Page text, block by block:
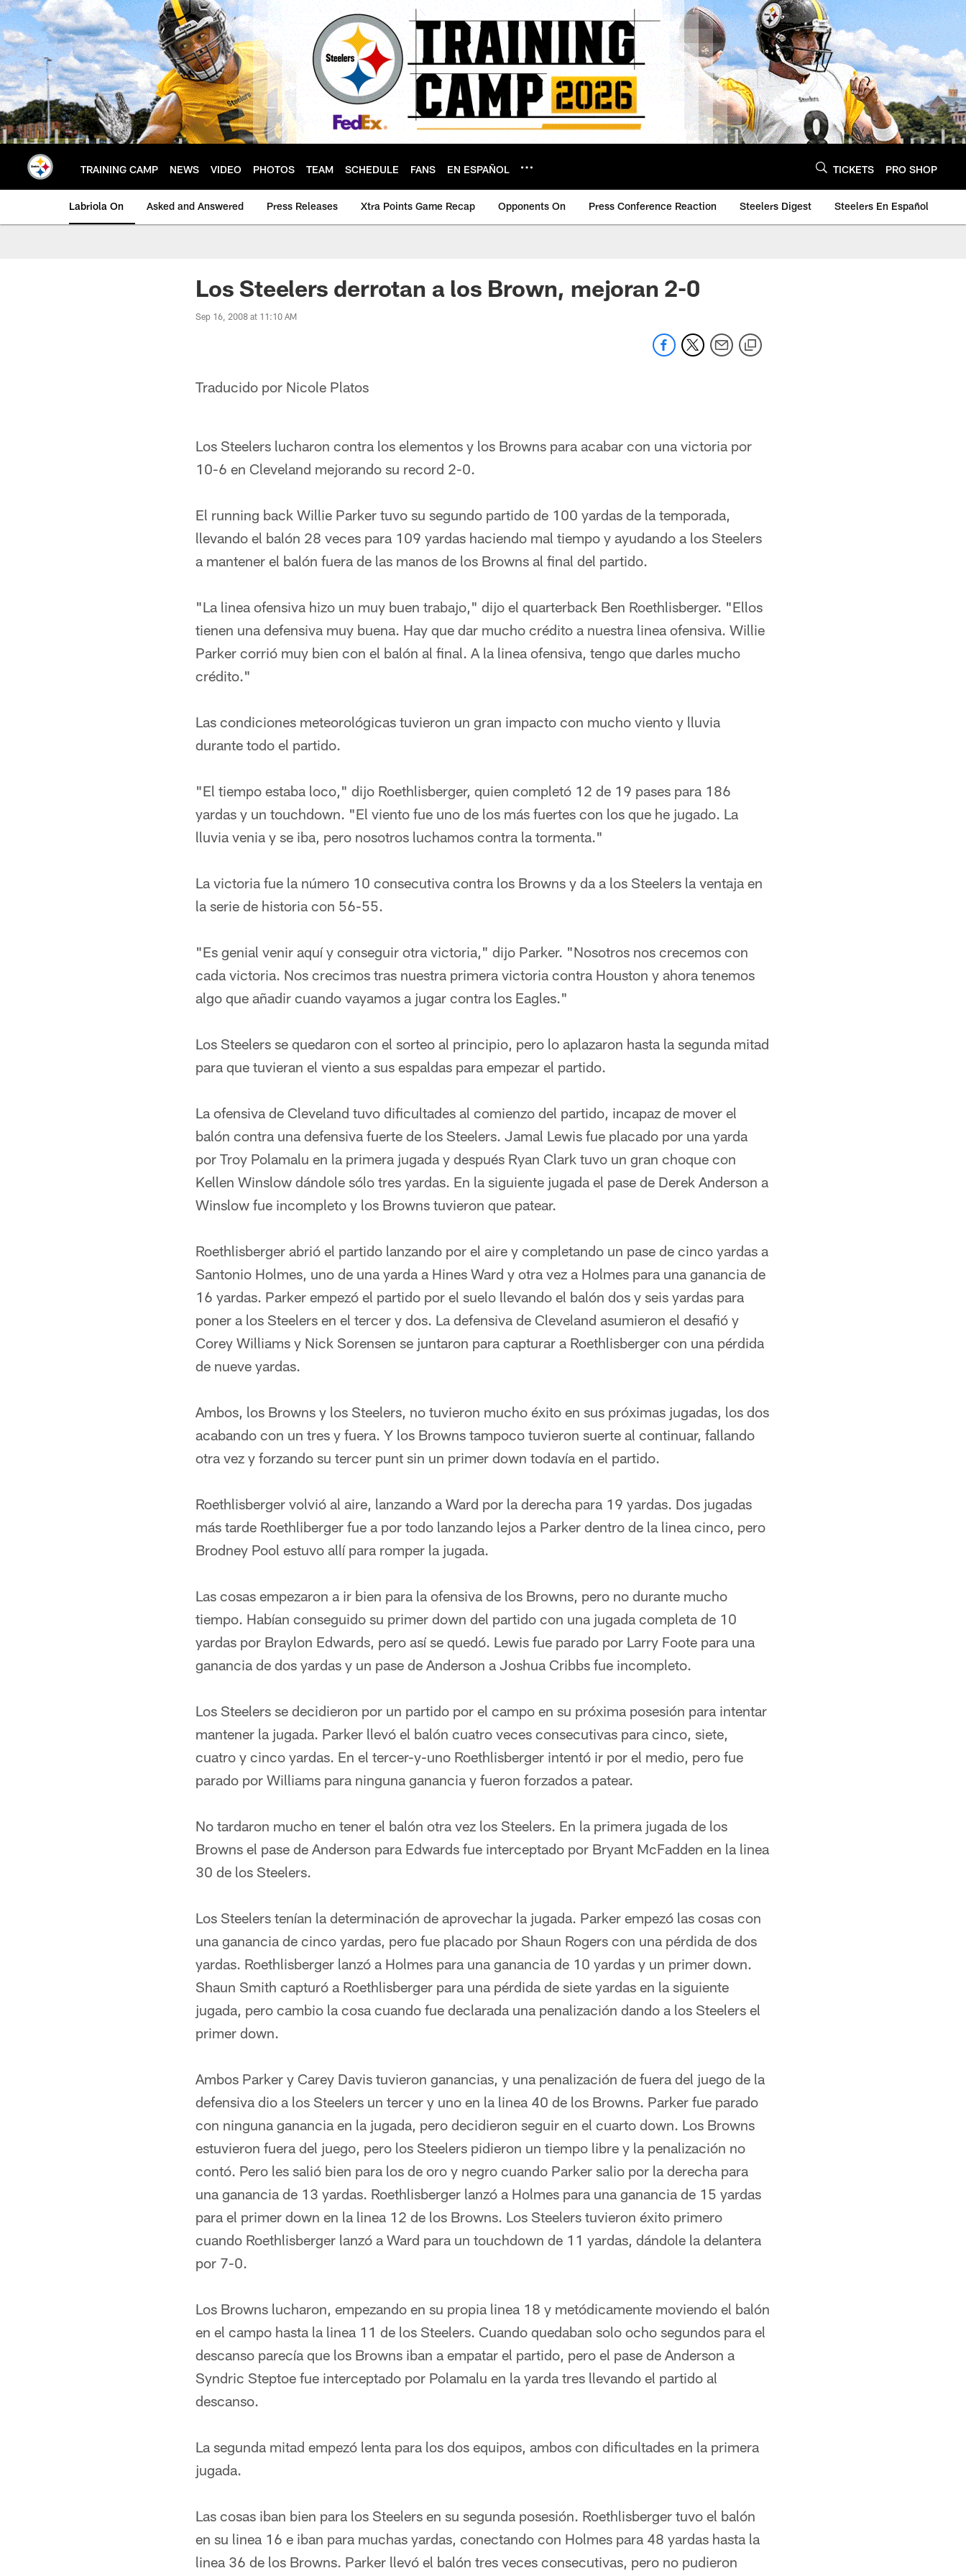
Skip
to
main
content
TRAINING CAMP NEWS VIDEO PHOTOS TEAM SCHEDULE FANS EN ESPAÑOL TICKETS PRO SHOP
Labriola On Asked and Answered Press Releases Xtra Points Game Recap Opponents On Press Conference Reaction Steelers Digest Steelers En Español
Los Steelers derrotan a los Brown, mejoran 2-0
Sep 16, 2008 at 11:10 AM
Traducido por Nicole Platos
Los Steelers lucharon contra los elementos y los Browns para acabar con una victoria por
10-6 en Cleveland mejorando su record 2-0.
El running back Willie Parker tuvo su segundo partido de 100 yardas de la temporada,
llevando el balón 28 veces para 109 yardas haciendo mal tiempo y ayudando a los Steelers
a mantener el balón fuera de las manos de los Browns al final del partido.
"La linea ofensiva hizo un muy buen trabajo," dijo el quarterback Ben Roethlisberger. "Ellos
tienen una defensiva muy buena. Hay que dar mucho crédito a nuestra linea ofensiva. Willie
Parker corrió muy bien con el balón al final. A la linea ofensiva, tengo que darles mucho
crédito."
Las condiciones meteorológicas tuvieron un gran impacto con mucho viento y lluvia
durante todo el partido.
"El tiempo estaba loco," dijo Roethlisberger, quien completó 12 de 19 pases para 186
yardas y un touchdown. "El viento fue uno de los más fuertes con los que he jugado. La
lluvia venia y se iba, pero nosotros luchamos contra la tormenta."
La victoria fue la número 10 consecutiva contra los Browns y da a los Steelers la ventaja en
la serie de historia con 56-55.
"Es genial venir aquí y conseguir otra victoria," dijo Parker. "Nosotros nos crecemos con
cada victoria. Nos crecimos tras nuestra primera victoria contra Houston y ahora tenemos
algo que añadir cuando vayamos a jugar contra los Eagles."
Los Steelers se quedaron con el sorteo al principio, pero lo aplazaron hasta la segunda mitad
para que tuvieran el viento a sus espaldas para empezar el partido.
La ofensiva de Cleveland tuvo dificultades al comienzo del partido, incapaz de mover el
balón contra una defensiva fuerte de los Steelers. Jamal Lewis fue placado por una yarda
por Troy Polamalu en la primera jugada y después Ryan Clark tuvo un gran choque con
Kellen Winslow dándole sólo tres yardas. En la siguiente jugada el pase de Derek Anderson a
Winslow fue incompleto y los Browns tuvieron que patear.
Roethlisberger abrió el partido lanzando por el aire y completando un pase de cinco yardas a
Santonio Holmes, uno de una yarda a Hines Ward y otra vez a Holmes para una ganancia de
16 yardas. Parker empezó el partido por el suelo llevando el balón dos y seis yardas para
poner a los Steelers en el tercer y dos. La defensiva de Cleveland asumieron el desafió y
Corey Williams y Nick Sorensen se juntaron para capturar a Roethlisberger con una pérdida
de nueve yardas.
Ambos, los Browns y los Steelers, no tuvieron mucho éxito en sus próximas jugadas, los dos
acabando con un tres y fuera. Y los Browns tampoco tuvieron suerte al continuar, fallando
otra vez y forzando su tercer punt sin un primer down todavía en el partido.
Roethlisberger volvió al aire, lanzando a Ward por la derecha para 19 yardas. Dos jugadas
más tarde Roethliberger fue a por todo lanzando lejos a Parker dentro de la linea cinco, pero
Brodney Pool estuvo allí para romper la jugada.
Las cosas empezaron a ir bien para la ofensiva de los Browns, pero no durante mucho
tiempo. Habían conseguido su primer down del partido con una jugada completa de 10
yardas por Braylon Edwards, pero así se quedó. Lewis fue parado por Larry Foote para una
ganancia de dos yardas y un pase de Anderson a Joshua Cribbs fue incompleto.
Los Steelers se decidieron por un partido por el campo en su próxima posesión para intentar
mantener la jugada. Parker llevó el balón cuatro veces consecutivas para cinco, siete,
cuatro y cinco yardas. En el tercer-y-uno Roethlisberger intentó ir por el medio, pero fue
parado por Williams para ninguna ganancia y fueron forzados a patear.
No tardaron mucho en tener el balón otra vez los Steelers. En la primera jugada de los
Browns el pase de Anderson para Edwards fue interceptado por Bryant McFadden en la linea
30 de los Steelers.
Los Steelers tenían la determinación de aprovechar la jugada. Parker empezó las cosas con
una ganancia de cinco yardas, pero fue placado por Shaun Rogers con una pérdida de dos
yardas. Roethlisberger lanzó a Holmes para una ganancia de 10 yardas y un primer down.
Shaun Smith capturó a Roethlisberger para una pérdida de siete yardas en la siguiente
jugada, pero cambio la cosa cuando fue declarada una penalización dando a los Steelers el
primer down.
Ambos Parker y Carey Davis tuvieron ganancias, y una penalización de fuera del juego de la
defensiva dio a los Steelers un tercer y uno en la linea 40 de los Browns. Parker fue parado
con ninguna ganancia en la jugada, pero decidieron seguir en el cuarto down. Los Browns
estuvieron fuera del juego, pero los Steelers pidieron un tiempo libre y la penalización no
contó. Pero les salió bien para los de oro y negro cuando Parker salio por la derecha para
una ganancia de 13 yardas. Roethlisberger lanzó a Holmes para una ganancia de 15 yardas
para el primer down en la linea 12 de los Browns. Los Steelers tuvieron éxito primero
cuando Roethlisberger lanzó a Ward para un touchdown de 11 yardas, dándole la delantera
por 7-0.
Los Browns lucharon, empezando en su propia linea 18 y metódicamente moviendo el balón
en el campo hasta la linea 11 de los Steelers. Cuando quedaban solo ocho segundos para el
descanso parecía que los Browns iban a empatar el partido, pero el pase de Anderson a
Syndric Steptoe fue interceptado por Polamalu en la yarda tres llevando el partido al
descanso.
La segunda mitad empezó lenta para los dos equipos, ambos con dificultades en la primera
jugada.
Las cosas iban bien para los Steelers en su segunda posesión. Roethlisberger tuvo el balón
en su linea 16 e iban para muchas yardas, conectando con Holmes para 48 yardas hasta la
linea 36 de los Browns. Parker llevó el balón tres veces consecutivas, pero no pudieron